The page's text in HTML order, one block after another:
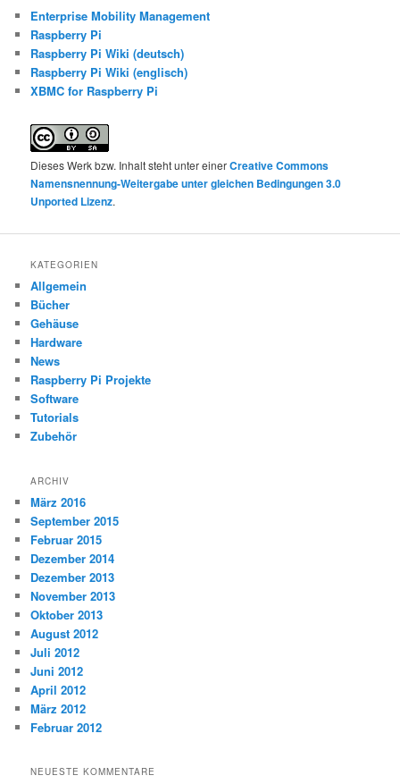
Enterprise Mobility Management
Raspberry Pi
Raspberry Pi Wiki (deutsch)
Raspberry Pi Wiki (englisch)
XBMC for Raspberry Pi
Dieses Werk bzw. Inhalt steht unter einerCreative Commons
Namensnennung-Weitergabe unter gleichen Bedingungen 3.0
Unported Lizenz.
KATEGORIEN
Allgemein
Bücher
Gehäuse
Hardware
News
Raspberry Pi Projekte
Software
Tutorials
Zubehör
ARCHIV
März 2016
September 2015
Februar 2015
Dezember 2014
Dezember 2013
November 2013
Oktober 2013
August 2012
Juli 2012
Juni 2012
April 2012
März 2012
Februar 2012
NEUESTE KOMMENTARE